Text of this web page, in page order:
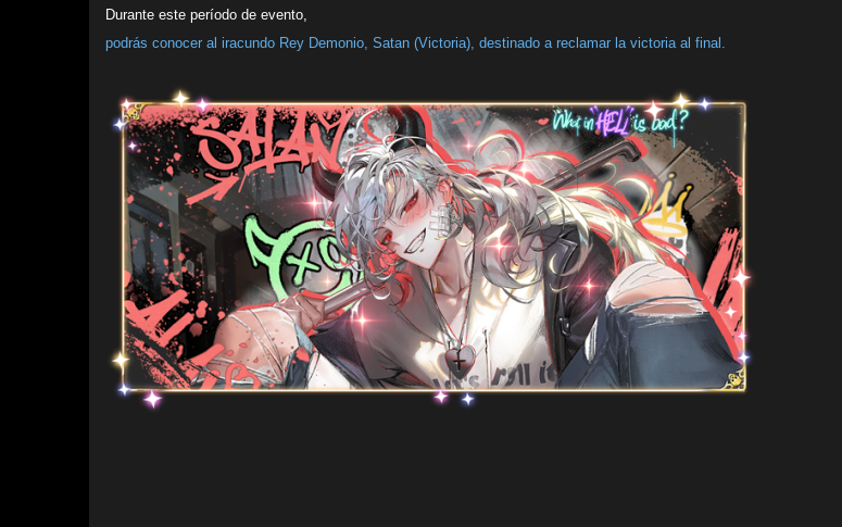
Durante este período de evento,
podrás conocer al iracundo Rey Demonio, Satan (Victoria), destinado a reclamar la victoria al final.